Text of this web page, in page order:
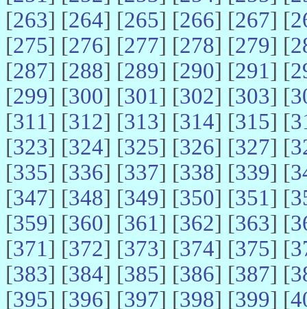
[263] [264] [265] [266] [267] [
[275] [276] [277] [278] [279] [
[287] [288] [289] [290] [291] [
[299] [300] [301] [302] [303] [
[311] [312] [313] [314] [315] [
[323] [324] [325] [326] [327] [
[335] [336] [337] [338] [339] [
[347] [348] [349] [350] [351] [
[359] [360] [361] [362] [363] [
[371] [372] [373] [374] [375] [
[383] [384] [385] [386] [387] [
[395] [396] [397] [398] [399] [